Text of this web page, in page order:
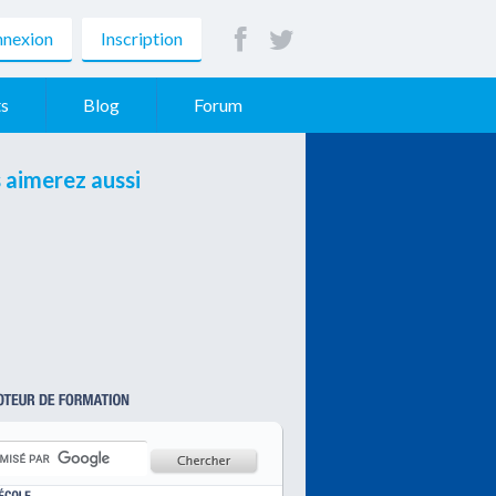
Inscription
Blog Forum
aimerez aussi